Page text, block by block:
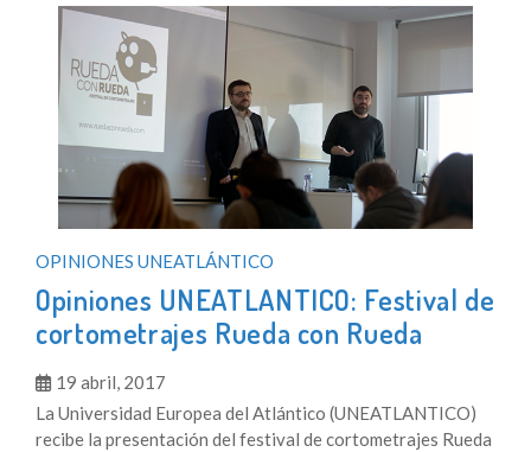
OPINIONES UNEATLÁNTICO
Opiniones UNEATLANTICO: Festival de
cortometrajes Rueda con Rueda
19 abril, 2017
La Universidad Europea del Atlántico (UNEATLANTICO)
recibe la presentación del festival de cortometrajes Rueda